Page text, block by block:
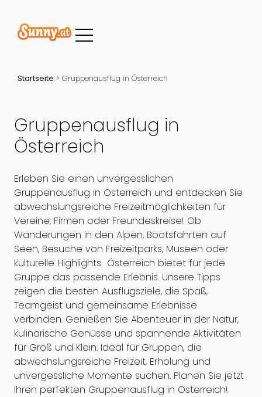
Startseite > Gruppenausflug in Österreich
Gruppenausflug in
Österreich
Erleben Sie einen unvergesslichen
Gruppenausflug in Österreich und entdecken Sie
abwechslungsreiche Freizeitmöglichkeiten für
Vereine, Firmen oder Freundeskreise! Ob
Wanderungen in den Alpen, Bootsfahrten auf
Seen, Besuche von Freizeitparks, Museen oder
kulturelle Highlights Österreich bietet für jede
Gruppe das passende Erlebnis. Unsere Tipps
zeigen die besten Ausflugsziele, die Spaß,
Teamgeist und gemeinsame Erlebnisse
verbinden. Genießen Sie Abenteuer in der Natur,
kulinarische Genüsse und spannende Aktivitäten
für Groß und Klein. Ideal für Gruppen, die
abwechslungsreiche Freizeit, Erholung und
unvergessliche Momente suchen. Planen Sie jetzt
Ihren perfekten Gruppenausflug in Österreich!